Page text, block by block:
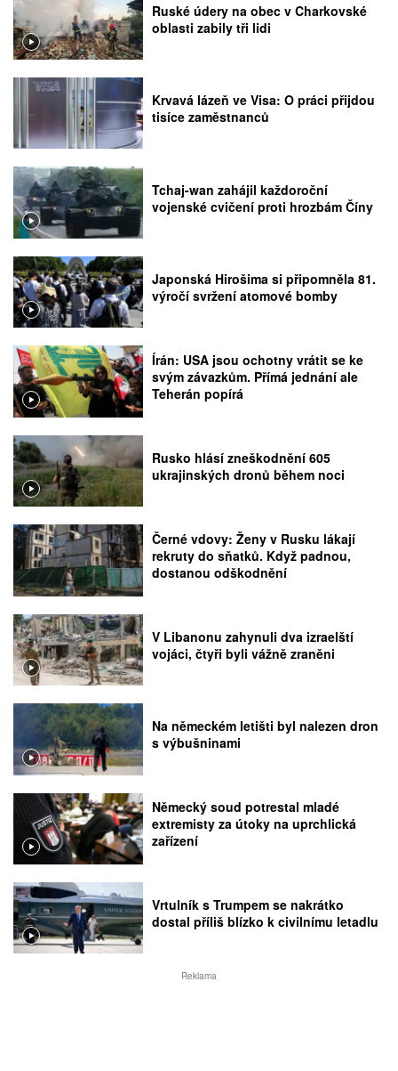
Ruské údery na obec v Charkovské
oblasti zabily tři lidi
Krvavá lázeň ve Visa: O práci přijdou
tisíce zaměstnanců
Tchaj-wan zahájil každoroční
vojenské cvičení proti hrozbám Číny
Japonská Hirošima si připomněla 81.
výročí svržení atomové bomby
Írán: USA jsou ochotny vrátit se ke
svým závazkům. Přímá jednání ale
Teherán popírá
Rusko hlásí zneškodnění 605
ukrajinských dronů během noci
Černé vdovy: Ženy v Rusku lákají
rekruty do sňatků. Když padnou,
dostanou odškodnění
V Libanonu zahynuli dva izraelští
vojáci, čtyři byli vážně zraněni
Na německém letišti byl nalezen dron
s výbušninami
Německý soud potrestal mladé
extremisty za útoky na uprchlická
zařízení
Vrtulník s Trumpem se nakrátko
dostal příliš blízko k civilnímu letadlu
Reklama